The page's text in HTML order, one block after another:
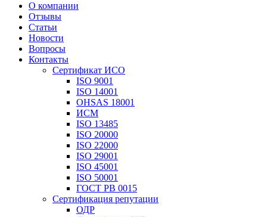
О компании
Отзывы
Статьи
Новости
Вопросы
Контакты
Сертификат ИСО
ISO 9001
ISO 14001
OHSAS 18001
ИСМ
ISO 13485
ISO 20000
ISO 22000
ISO 29001
ISO 45001
ISO 50001
ГОСТ РВ 0015
Сертификация репутации
ОДР